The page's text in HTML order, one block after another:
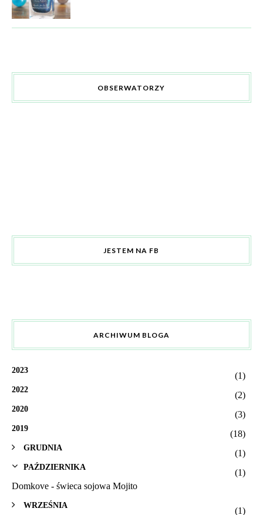
OBSERWATORZY
JESTEM NA FB
ARCHIWUM BLOGA
2023
(1)
2022
(2)
2020
(3)
2019
(18)
GRUDNIA
(1)
PAŹDZIERNIKA
(1)
Domkove - świeca sojowa Mojito
WRZEŚNIA
(1)